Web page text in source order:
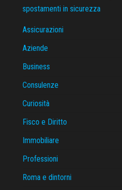
spostamenti in sicurezza
Assicurazioni
Aziende
Business
Consulenze
Curiosità
Fisco e Diritto
Immobiliare
Professioni
Roma e dintorni